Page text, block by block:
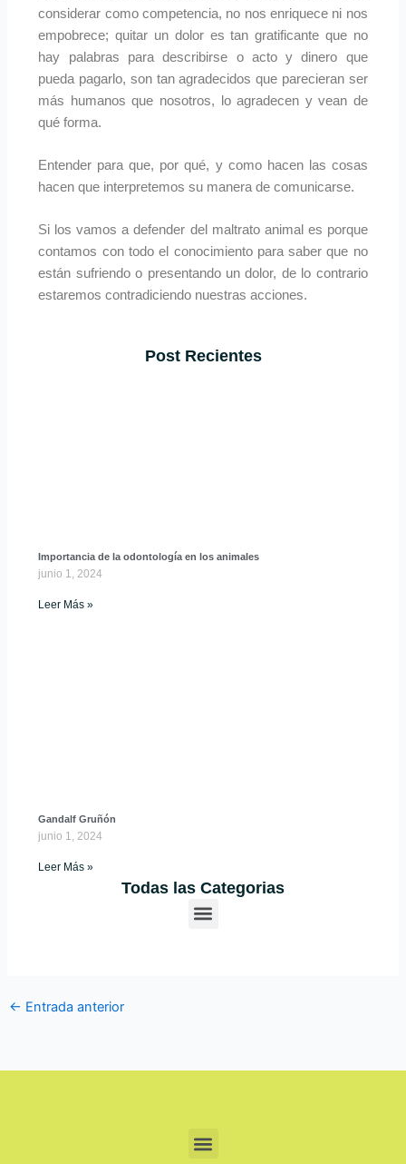
considerar como competencia, no nos enriquece ni nos
empobrece; quitar un dolor es tan gratificante que no
hay palabras para describirse o acto y dinero que
pueda pagarlo, son tan agradecidos que parecieran ser
más humanos que nosotros, lo agradecen y vean de
qué forma.
Entender para que, por qué, y como hacen las cosas
hacen que interpretemos su manera de comunicarse.
Si los vamos a defender del maltrato animal es porque
contamos con todo el conocimiento para saber que no
están sufriendo o presentando un dolor, de lo contrario
estaremos contradiciendo nuestras acciones.
Post Recientes
Importancia de la odontología en los animales
junio 1, 2024
Leer Más »
Gandalf Gruñón
junio 1, 2024
Leer Más »
Todas las Categorias
M
← Entrada anterior
Menu